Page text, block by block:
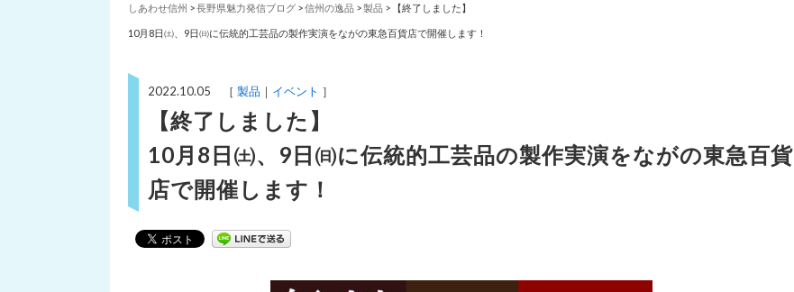
しあわせ信州 >長野県魅力発信ブログ >信州の逸品 >製品 > 【終了しました】
10月8日㈯、9日㈰に伝統的工芸品の製作実演をながの東急百貨店で開催します！
2022.10.05 ［ 製品 イベント ］
【終了しました】
10月8日㈯、9日㈰に伝統的工芸品の製作実演をながの東急百貨
店で開催します！